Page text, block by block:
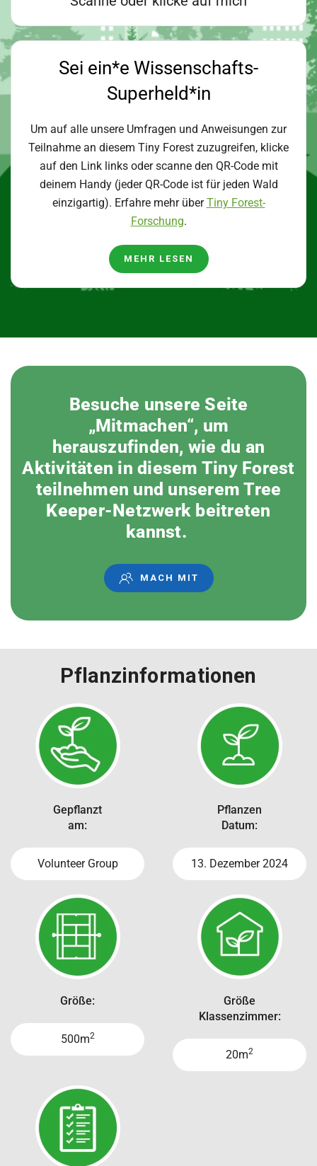
Sei ein*e Wissenschafts-
Superheld*in
Um auf alle unsere Umfragen und Anweisungen zur
Teilnahme an diesem Tiny Forest zuzugreifen, klicke
auf den Link links oder scanne den QR-Code mit
deinem Handy (jeder QR-Code ist für jeden Wald
einzigartig). Erfahre mehr überTiny Forest-
Forschung.
MEHR LESEN
Besuche unsere Seite
„Mitmachen“, um
herauszufinden, wie du an
Aktivitäten in diesem Tiny Forest
teilnehmen und unserem Tree
Keeper-Netzwerk beitreten
kannst.
MACH MIT
Pflanzinformationen
Gepflanzt
am:
Volunteer Group
Pflanzen
Datum:
13. Dezember 2024
Größe:
500m2
Größe
Klassenzimmer:
20m2